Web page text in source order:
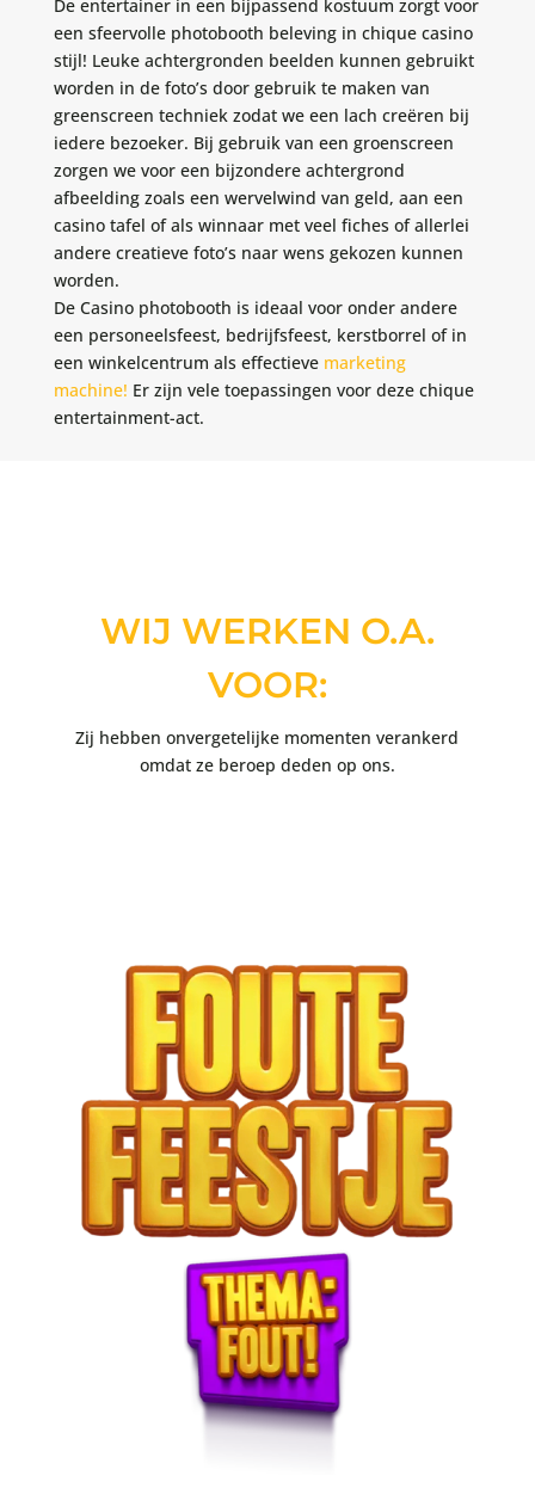
een sfeervolle photobooth beleving in chique casino
stijl! Leuke achtergronden beelden kunnen gebruikt
worden in de foto’s door gebruik te maken van
greenscreen techniek zodat we een lach creëren bij
iedere bezoeker. Bij gebruik van een groenscreen
zorgen we voor een bijzondere achtergrond
afbeelding zoals een wervelwind van geld, aan een
casino tafel of als winnaar met veel fiches of allerlei
andere creatieve foto’s naar wens gekozen kunnen
worden.
De Casino photobooth is ideaal voor onder andere
een personeelsfeest, bedrijfsfeest, kerstborrel of in
een winkelcentrum als effectieve marketing
machine! Er zijn vele toepassingen voor deze chique
entertainment-act.
WIJ WERKEN O.A.
VOOR:
Zij hebben onvergetelijke momenten verankerd
omdat ze beroep deden op ons.